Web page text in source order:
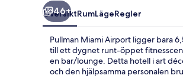
46+
ÖversiktRumLägeRegler
Pullman Miami Airport ligger bara
till ett dygnet runt-öppet
en bar/lounge. Detta hotell i art
och den hjälpsamma personalen